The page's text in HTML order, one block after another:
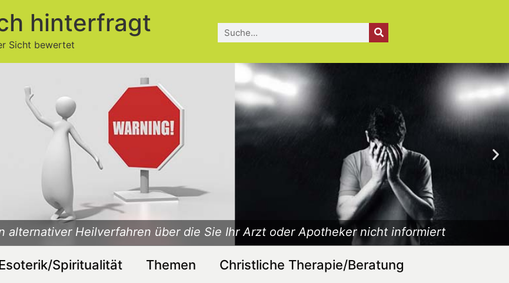
hinterfragt
Sicht bewertet
alternativer Heilverfahren über die Sie Ihr Arzt oder Apotheker nicht informiert
Spiritualität Themen
Christliche Therapie/Beratung